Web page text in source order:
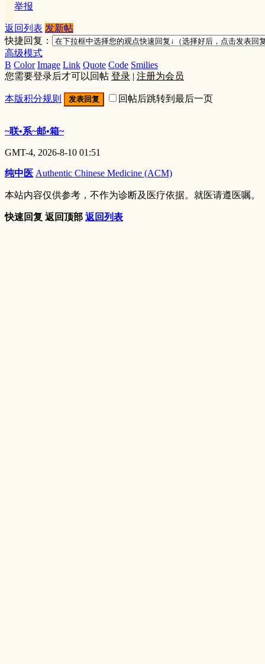
举报
返回列表 发新帖
快捷回复：
高级模式
B Color Image Link Quote Code Smilies
您需要登录后才可以回帖 登录 | 注册为会员
本版积分规则 发表回复 回帖后跳转到最后一页
~联•系~邮•箱~
GMT-4, 2026-8-10 01:51
纯中医 Authentic Chinese Medicine (ACM)
本站内容仅供参考，不作为诊断及医疗依据。就医请遵医嘱。
快速回复 返回顶部 返回列表